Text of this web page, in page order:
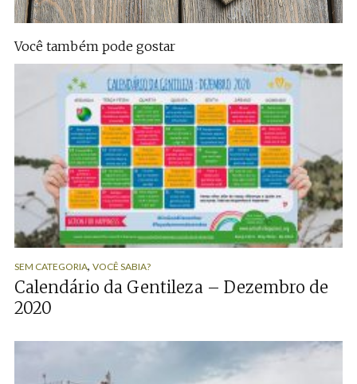
Você também pode gostar
SEM CATEGORIA, VOCÊ SABIA?
Calendário da Gentileza – Dezembro de
2020